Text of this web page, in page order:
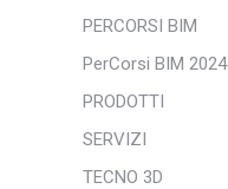
PERCORSI BIM
PerCorsi BIM 2024
PRODOTTI
SERVIZI
TECNO 3D